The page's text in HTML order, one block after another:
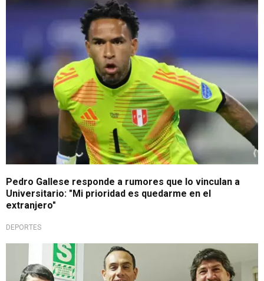
Siguen los rumores
Pedro Gallese responde a rumores que lo vinculan a
Universitario: "Mi prioridad es quedarme en el
extranjero"
DEPORTES
Observando de cerca